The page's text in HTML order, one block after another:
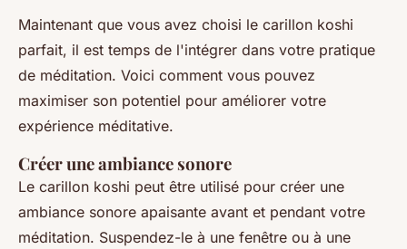
Maintenant que vous avez choisi le carillon koshi
parfait, il est temps de l'intégrer dans votre pratique
de méditation. Voici comment vous pouvez
maximiser son potentiel pour améliorer votre
expérience méditative.
Créer une ambiance sonore
Le carillon koshi peut être utilisé pour créer une
ambiance sonore apaisante avant et pendant votre
méditation. Suspendez-le à une fenêtre ou à une